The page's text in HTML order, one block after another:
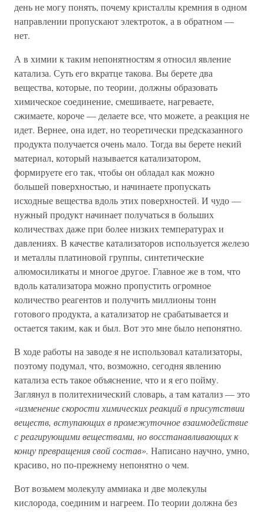
день не могу понять, почему кристаллы кремния в одном
направлении пропускают электроток, а в обратном —
нет.
А в химии к таким непонятностям я относил явление
катализа. Суть его вкратце такова. Вы берете два
вещества, которые, по теории, должны образовать
химическое соединение, смешиваете, нагреваете,
сжимаете, короче — делаете все, что можете, а реакция не
идет. Вернее, она идет, но теоретически предсказанного
продукта получается очень мало. Тогда вы берете некий
материал, который называется катализатором,
формируете его так, чтобы он обладал как можно
большей поверхностью, и начинаете пропускать
исходные вещества вдоль этих поверхностей. И чудо —
нужный продукт начинает получаться в больших
количествах даже при более низких температурах и
давлениях. В качестве катализаторов используется железо
и металлы платиновой группы, синтетические
алюмосиликаты и многое другое. Главное же в том, что
вдоль катализатора можно пропустить огромное
количество реагентов и получить миллионы тонн
готового продукта, а катализатор не срабатывается и
остается таким, как и был. Вот это мне было непонятно.
В ходе работы на заводе я не использовал катализаторы,
поэтому подумал, что, возможно, сегодня явлению
катализа есть такое объяснение, что и я его пойму.
Заглянул в политехнический словарь, а там катализ — это
«изменение скорости химических реакций в присутствии
веществ, вступающих в промежуточное взаимодействие
с реагирующими веществами, но восстанавливающих к
концу превращения свой состав». Написано научно, умно,
красиво, но по-прежнему непонятно о чем.
Вот возьмем молекулу аммиака и две молекулы
кислорода, соединим и нагреем. По теории должна без